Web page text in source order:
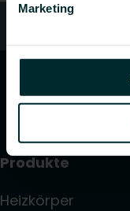
Marketing
Produkte
Heizkörper